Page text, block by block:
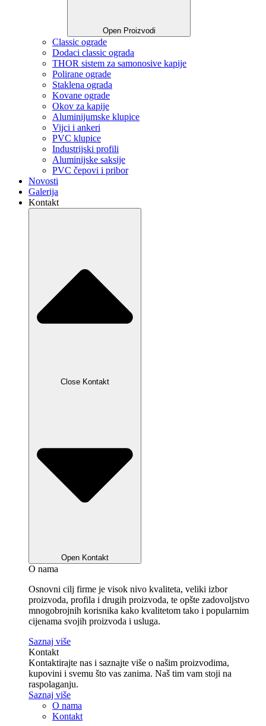
Open Proizvodi
Classic ograde
Dodaci classic ograda
THOR sistem za samonosive kapije
Polirane ograde
Staklena ograda
Kovane ograde
Okov za kapije
Aluminijumske klupice
Vijci i ankeri
PVC klupice
Industrijski profili
Aluminijske saksije
PVC čepovi i pribor
Novosti
Galerija
Kontakt
Close Kontakt
Open Kontakt
O nama
Osnovni cilj firme je visok nivo kvaliteta, veliki izbor
proizvoda, profila i drugih proizvoda, te opšte zadovoljstvo
mnogobrojnih korisnika kako kvalitetom tako i popularnim
cijenama svojih proizvoda i usluga.
Saznaj više
Kontakt
Kontaktirajte nas i saznajte više o našim proizvodima,
kupovini i svemu što vas zanima. Naš tim vam stoji na
raspolaganju.
Saznaj više
O nama
Kontakt